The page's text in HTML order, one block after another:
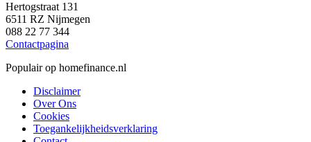
Hertogstraat 131
6511 RZ Nijmegen
088 22 77 344
Contactpagina
Populair op homefinance.nl
Disclaimer
Over Ons
Cookies
Toegankelijkheidsverklaring